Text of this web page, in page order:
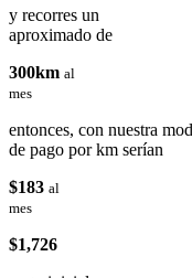
y recorres un
aproximado de
300km al
mes
entonces, con nuestra
de pago por km serían
$183 al
mes
$1,726